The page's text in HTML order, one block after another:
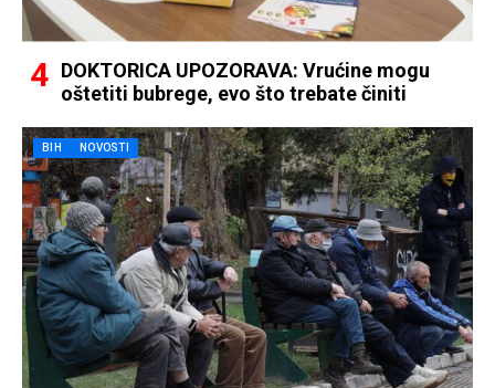
DOKTORICA UPOZORAVA: Vrućine mogu
oštetiti bubrege, evo što trebate činiti
BIH NOVOSTI